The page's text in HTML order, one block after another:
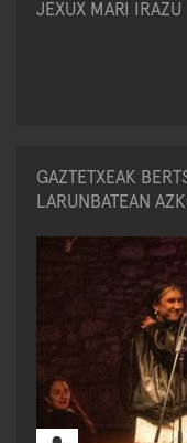
JEXUX MARI IRAZU
GAZTETXEAK
LARUNBATEAN